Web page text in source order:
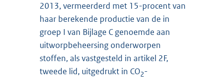
2013, vermeerderd met 15-procent van
haar berekende productie van de in
groep I van Bijlage C genoemde aan
uitworpbeheersing onderworpen
stoffen, als vastgesteld in artikel 2F,
tweede lid, uitgedrukt in CO2-